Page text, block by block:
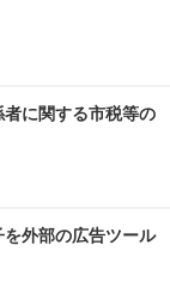
に関する市税等の
外部の広告ツール